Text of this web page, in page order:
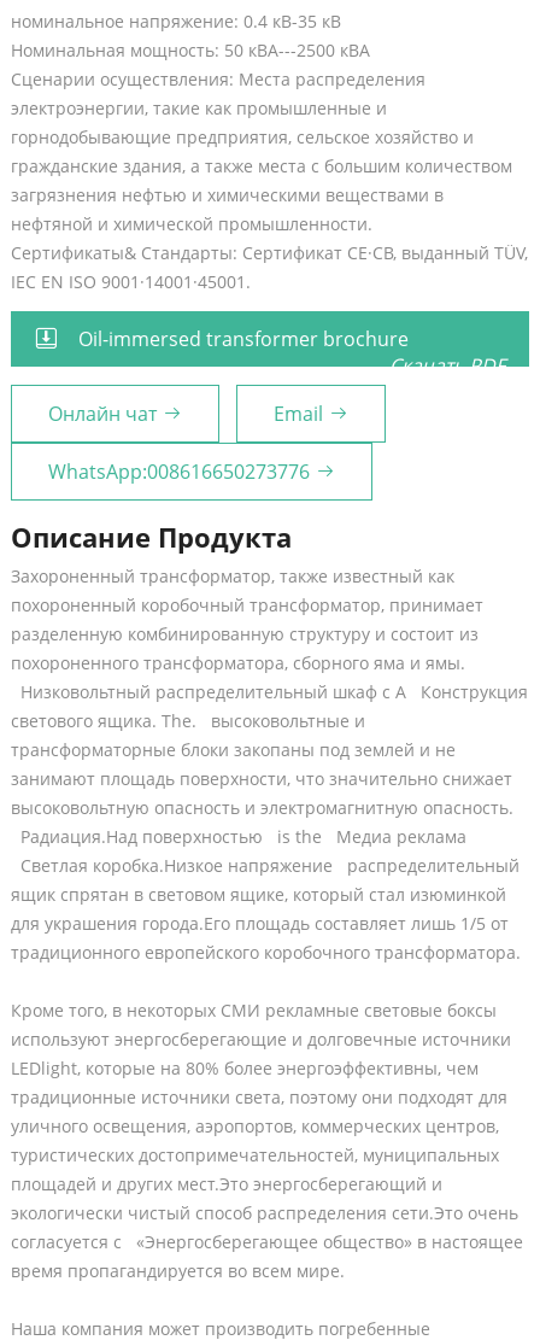
номинальное напряжение: 0.4 кВ-35 кВ
Номинальная мощность: 50 кВА---2500 кВА
Сценарии осуществления: Места распределения
электроэнергии, такие как промышленные и
горнодобывающие предприятия, сельское хозяйство и
гражданские здания, а также места с большим количеством
загрязнения нефтью и химическими веществами в
нефтяной и химической промышленности.
Сертификаты& Стандарты: Сертификат CE·CB, выданный TÜV,
IEC EN ISO 9001·14001·45001.
Oil-immersed transformer brochure
Скачать PDF
Онлайн чат
Email
WhatsApp:008616650273776
Описание Продукта
Захороненный трансформатор, также известный как
похороненный коробочный трансформатор, принимает
разделенную комбинированную структуру и состоит из
похороненного трансформатора, сборного яма и ямы.
Низковольтный распределительный шкаф с A Конструкция
светового ящика. The. высоковольтные и
трансформаторные блоки закопаны под землей и не
занимают площадь поверхности, что значительно снижает
высоковольтную опасность и электромагнитную опасность.
Радиация.Над поверхностью is the Медиа реклама
Светлая коробка.Низкое напряжение распределительный
ящик спрятан в световом ящике, который стал изюминкой
для украшения города.Его площадь составляет лишь 1/5 от
традиционного европейского коробочного трансформатора.
Кроме того, в некоторых СМИ рекламные световые боксы
используют энергосберегающие и долговечные источники
LEDlight, которые на 80% более энергоэффективны, чем
традиционные источники света, поэтому они подходят для
уличного освещения, аэропортов, коммерческих центров,
туристических достопримечательностей, муниципальных
площадей и других мест.Это энергосберегающий и
экологически чистый способ распределения сети.Это очень
согласуется с «Энергосберегающее общество» в настоящее
время пропагандируется во всем мире.
Наша компания может производить погребенные